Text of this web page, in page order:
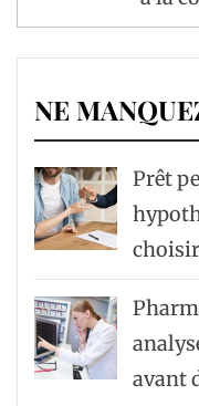
NE
Prêt
avant